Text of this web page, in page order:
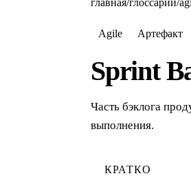
главная/глоссарий/
Agile Артефакт
Sprint
Часть бэклога
выполнения.
КРАТКО